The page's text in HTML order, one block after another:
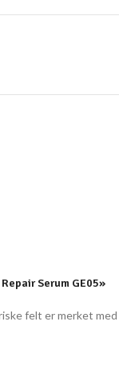
Serum GE05»
felt er merket med